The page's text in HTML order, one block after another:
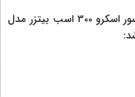
امکانات جانبی قابل نصب بر روی کمپرسور اسکرو 300 اسب بیتزر مدل